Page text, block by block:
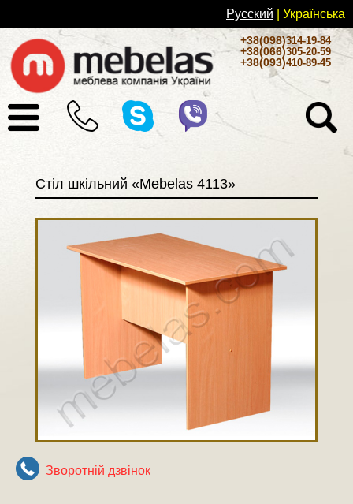
Русский | Українськa
+38(098)314-19-84
+38(066)305-20-59
+38(093)410-89-45
Стіл шкільний «Mebelas 4113»
Зворотнiй дзвiнок